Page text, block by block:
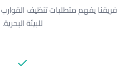
فريقنا يفهم متطلبات تنظيف
للبيئة البحرية.